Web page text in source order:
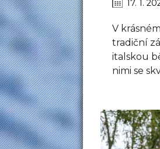
17. 1.
V
tradiční
italskou
nimi se